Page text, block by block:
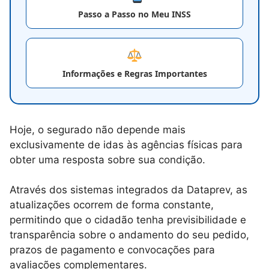
Passo a Passo no Meu INSS
Informações e Regras Importantes
Hoje, o segurado não depende mais
exclusivamente de idas às agências físicas para
obter uma resposta sobre sua condição.
Através dos sistemas integrados da Dataprev, as
atualizações ocorrem de forma constante,
permitindo que o cidadão tenha previsibilidade e
transparência sobre o andamento do seu pedido,
prazos de pagamento e convocações para
avaliações complementares.